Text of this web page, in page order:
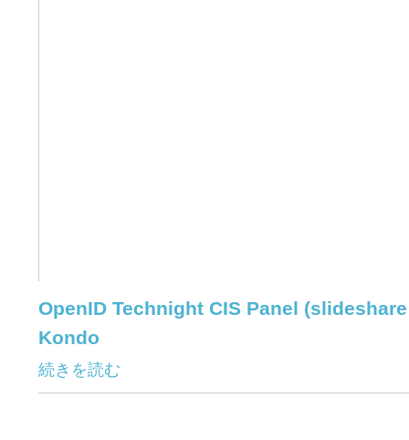
OpenID Technight CIS Panel
Kondo
続きを読む